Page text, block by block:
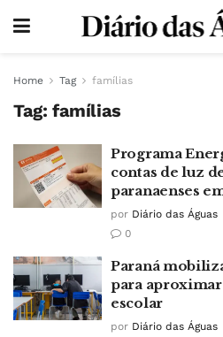
Home Tag famílias
Tag: famílias
Programa
contas de luz
paranaenses
por Diário das Águas
0
Paraná
para
escolar
por Diário das Águas